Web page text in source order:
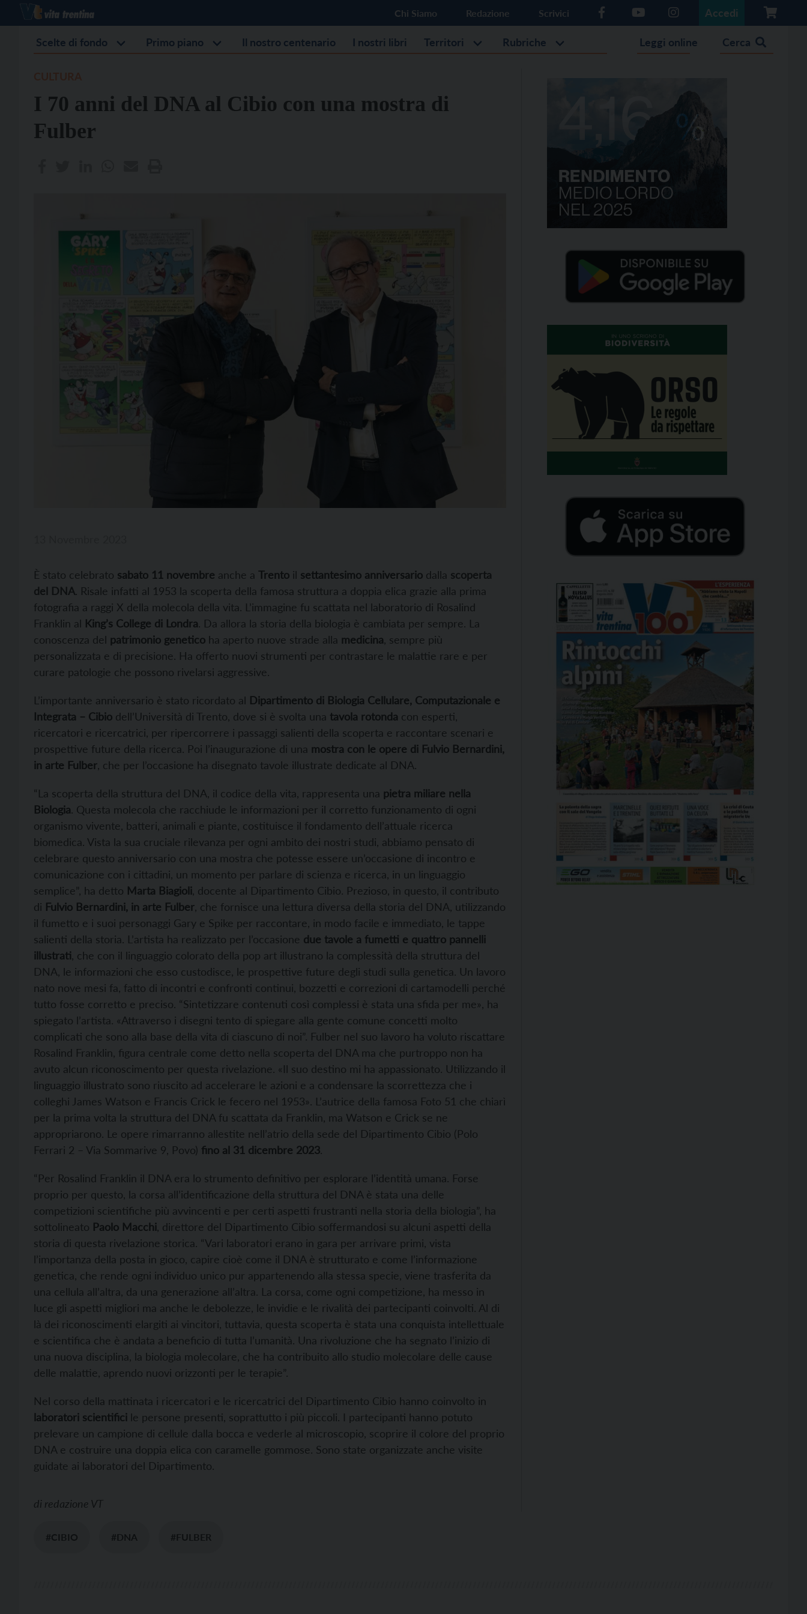
Chi Siamo Redazione Scrivici Accedi
Scelte di fondo Primo piano Il nostro centenario I nostri libri Territori Rubriche Leggi online Cerca
I 70 anni del DNA al Cibio con una mostra di
Fulber
È stato celebrato sabato 11 novembre anche a Trento il settantesimo anniversario dalla scoperta
del DNA. Risale infatti al 1953 la scoperta della famosa struttura a doppia elica grazie alla prima
fotografia a raggi X della molecola della vita. L’immagine fu scattata nel laboratorio di Rosalind
Franklin al King’s College di Londra. Da allora la storia della biologia è cambiata per sempre. La
conoscenza del patrimonio genetico ha aperto nuove strade alla medicina , sempre più
personalizzata e di precisione. Ha offerto nuovi strumenti per contrastare le malattie rare e per
curare patologie che possono rivelarsi aggressive.
L’importante anniversario è stato ricordato al Dipartimento di Biologia Cellulare, Computazionale e
Integrata – Cibio dell’Università di Trento, dove si è svolta una tavola rotonda con esperti,
ricercatori e ricercatrici, per ripercorrere i passaggi salienti della scoperta e raccontare scenari e
prospettive future della ricerca. Poi l’inaugurazione di una mostra con le opere di Fulvio Bernardini,
in arte Fulber , che per l’occasione ha disegnato tavole illustrate dedicate al DNA.
“La scoperta della struttura del DNA, il codice della vita, rappresenta una pietra miliare nella
Biologia. Questa molecola che racchiude le informazioni per il corretto funzionamento di ogni
organismo vivente, batteri, animali e piante, costituisce il fondamento dell’attuale ricerca
biomedica. Vista la sua cruciale rilevanza per ogni ambito dei nostri studi, abbiamo pensato di
celebrare questo anniversario con una mostra che potesse essere un’occasione di incontro e
comunicazione con i cittadini, un momento per parlare di scienza e ricerca, in un linguaggio
semplice”, ha detto Marta Biagioli , docente al Dipartimento Cibio. Prezioso, in questo, il contributo
di Fulvio Bernardini, in arte Fulber , che fornisce una lettura diversa della storia del DNA, utilizzando
il fumetto e i suoi personaggi Gary e Spike per raccontare, in modo facile e immediato, le tappe
salienti della storia. L’artista ha realizzato per l’occasione due tavole a fumetti e quattro pannelli
illustrati , che con il linguaggio colorato della pop art illustrano la complessità della struttura del
DNA, le informazioni che esso custodisce, le prospettive future degli studi sulla genetica. Un lavoro
nato nove mesi fa, fatto di incontri e confronti continui, bozzetti e correzioni di cartamodelli perché
tutto fosse corretto e preciso. “Sintetizzare contenuti così complessi è stata una sfida per me», ha
spiegato l’artista. «Attraverso i disegni tento di spiegare alla gente comune concetti molto
complicati che sono alla base della vita di ciascuno di noi”. Fulber nel suo lavoro ha voluto riscattare
Rosalind Franklin, figura centrale come detto nella scoperta del DNA ma che purtroppo non ha
avuto alcun riconoscimento per questa rivelazione. «Il suo destino mi ha appassionato. Utilizzando il
linguaggio illustrato sono riuscito ad accelerare le azioni e a condensare la scorrettezza che i
colleghi James Watson e Francis Crick le fecero nel 1953». L’autrice della famosa Foto 51 che chiarì
per la prima volta la struttura del DNA fu scattata da Franklin, ma Watson e Crick se ne
appropriarono. Le opere rimarranno allestite nell’atrio della sede del Dipartimento Cibio (Polo
Ferrari 2 – Via Sommarive 9, Povo) fino al 31 dicembre 2023.
“Per Rosalind Franklin il DNA era lo strumento definitivo per esplorare l’identità umana. Forse
proprio per questo, la corsa all’identificazione della struttura del DNA è stata una delle
competizioni scientifiche più avvincenti e per certi aspetti frustranti nella storia della biologia”, ha
sottolineato Paolo Macchi , direttore del Dipartimento Cibio soffermandosi su alcuni aspetti della
storia di questa rivelazione storica. “Vari laboratori erano in gara per arrivare primi, vista
l’importanza della posta in gioco, capire cioè come il DNA è strutturato e come l’informazione
genetica, che rende ogni individuo unico pur appartenendo alla stessa specie, viene trasferita da
una cellula all’altra, da una generazione all’altra. La corsa, come ogni competizione, ha messo in
luce gli aspetti migliori ma anche le debolezze, le invidie e le rivalità dei partecipanti coinvolti. Al di
là dei riconoscimenti elargiti ai vincitori, tuttavia, questa scoperta è stata una conquista intellettuale
e scientifica che è andata a beneficio di tutta l’umanità. Una rivoluzione che ha segnato l’inizio di
una nuova disciplina, la biologia molecolare, che ha contribuito allo studio molecolare delle cause
delle malattie, aprendo nuovi orizzonti per le terapie”.
Nel corso della mattinata i ricercatori e le ricercatrici del Dipartimento Cibio hanno coinvolto in
laboratori scientifici le persone presenti, soprattutto i più piccoli. I partecipanti hanno potuto
prelevare un campione di cellule dalla bocca e vederle al microscopio, scoprire il colore del proprio
DNA e costruire una doppia elica con caramelle gommose. Sono state organizzate anche visite
guidate ai laboratori del Dipartimento.
di redazione VT
#CIBIO #DNA #FULBER